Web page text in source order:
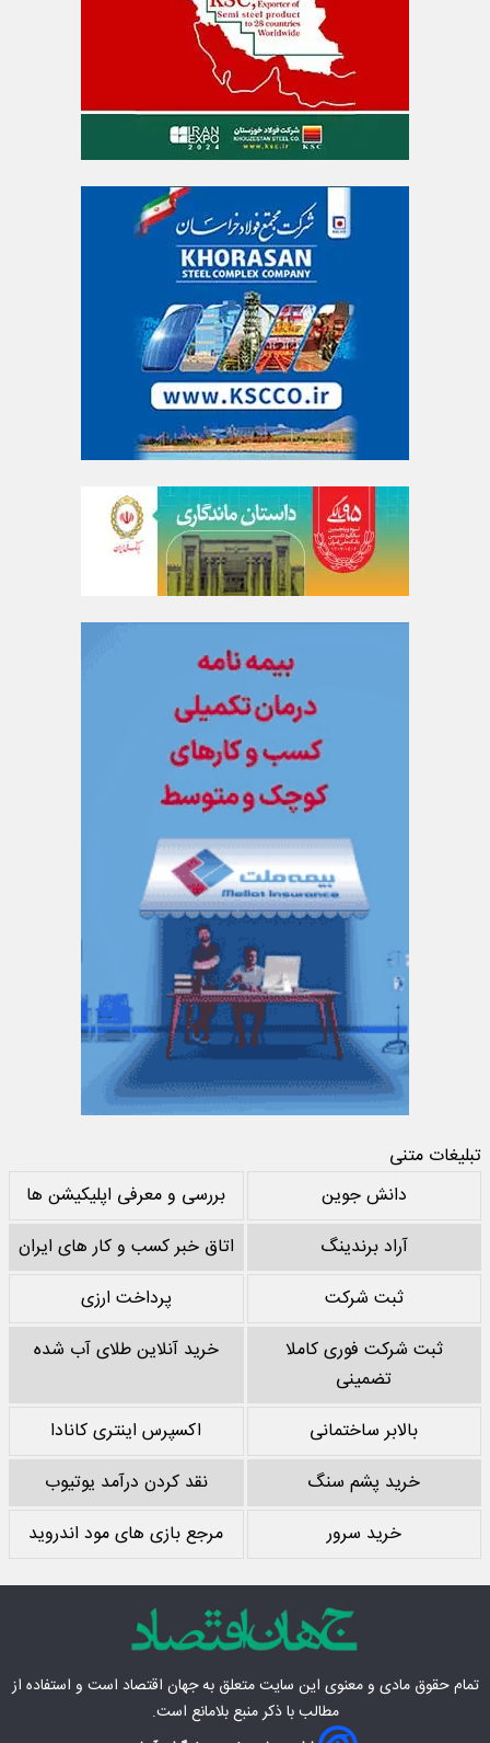
تبلیغات متنی
دانش جوین
بررسی و معرفی اپلیکیشن ها
آراد برندینگ
اتاق خبر کسب و کار های ایران
ثبت شرکت
پرداخت ارزی
ثبت شرکت فوری کاملا
تضمینی
خرید آنلاین طلای آب شده
بالابر ساختمانی
اکسپرس اینتری کانادا
خرید پشم سنگ
نقد کردن درآمد یوتیوب
خرید سرور
مرجع بازی های مود اندروید
تمام حقوق مادی‌ و معنوی این سایت متعلق بهجهان اقتصاد است و استفاده از
مطالب با ذکر منبع بلامانع است.